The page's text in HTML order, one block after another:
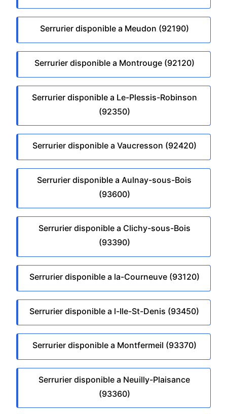
Serrurier disponible a Meudon (92190)
Serrurier disponible a Montrouge (92120)
Serrurier disponible a Le-Plessis-Robinson
(92350)
Serrurier disponible a Vaucresson (92420)
Serrurier disponible a Aulnay-sous-Bois
(93600)
Serrurier disponible a Clichy-sous-Bois
(93390)
Serrurier disponible a la-Courneuve (93120)
Serrurier disponible a l-Ile-St-Denis (93450)
Serrurier disponible a Montfermeil (93370)
Serrurier disponible a Neuilly-Plaisance
(93360)